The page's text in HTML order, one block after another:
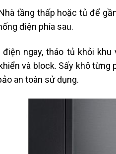
tầng thấp hoặc tủ để
điện phía sau.
ngay, tháo tủ khỏi
và block. Sấy khô
an toàn sử dụng.